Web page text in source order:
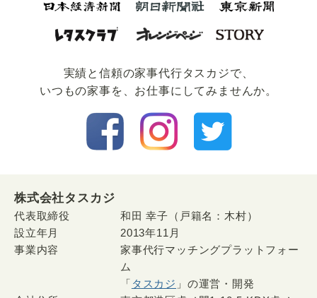
実績と信頼の家事代⾏タスカジで、
いつもの家事を、お仕事にしてみませんか。
株式会社タスカジ
代表取締役
和田 幸子（戸籍名：木村）
設立年月
2013年11月
事業内容
家事代行マッチングプラットフォー
ム
「 タスカジ 」の運営・開発